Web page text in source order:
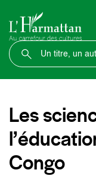
Les
Congo